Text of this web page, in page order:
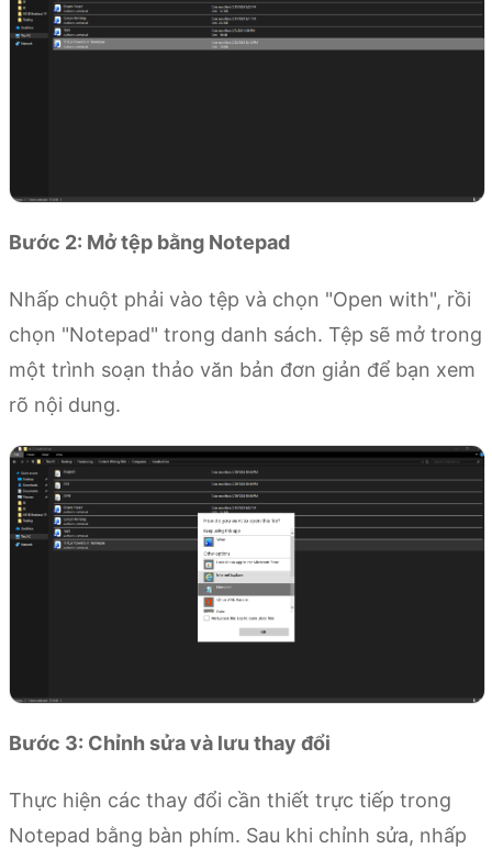
Bước 2: Mở tệp bằng Notepad
Nhấp chuột phải vào tệp và chọn "Open with", rồi
chọn "Notepad" trong danh sách. Tệp sẽ mở trong
một trình soạn thảo văn bản đơn giản để bạn xem
rõ nội dung.
Bước 3: Chỉnh sửa và lưu thay đổi
Thực hiện các thay đổi cần thiết trực tiếp trong
Notepad bằng bàn phím. Sau khi chỉnh sửa, nhấp